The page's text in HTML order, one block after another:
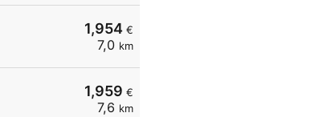
1,954 €
7,0 km
1,959 €
7,6 km